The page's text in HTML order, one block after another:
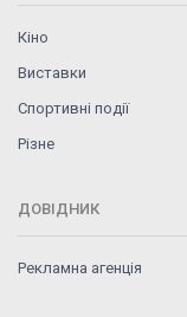
Кіно
Виставки
Спортивні події
Різне
ДОВІДНИК
Рекламна агенція